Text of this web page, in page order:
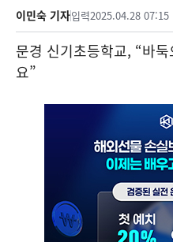
이민숙 기자입력2025.04.28 07:15
문경 신기초등학교, “바
요”